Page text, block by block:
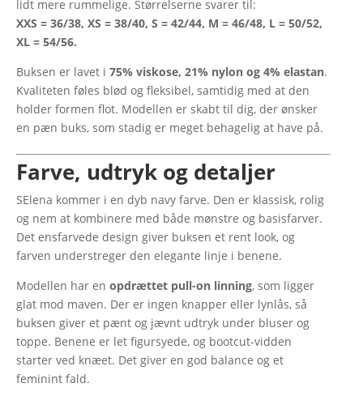
lidt mere rummelige. Størrelserne svarer til:
XXS = 36/38, XS = 38/40, S = 42/44, M = 46/48, L = 50/52,
XL = 54/56.
Buksen er lavet i 75% viskose, 21% nylon og 4% elastan.
Kvaliteten føles blød og fleksibel, samtidig med at den
holder formen flot. Modellen er skabt til dig, der ønsker
en pæn buks, som stadig er meget behagelig at have på.
Farve, udtryk og detaljer
SElena kommer i en dyb navy farve. Den er klassisk, rolig
og nem at kombinere med både mønstre og basisfarver.
Det ensfarvede design giver buksen et rent look, og
farven understreger den elegante linje i benene.
Modellen har en opdrættet pull-on linning, som ligger
glat mod maven. Der er ingen knapper eller lynlås, så
buksen giver et pænt og jævnt udtryk under bluser og
toppe. Benene er let figursyede, og bootcut-vidden
starter ved knæet. Det giver en god balance og et
feminint fald.